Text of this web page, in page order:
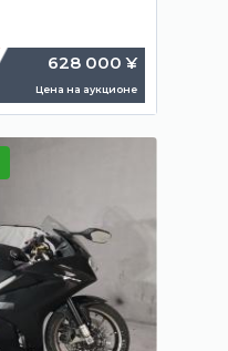
628 000 ¥
Цена на аукционе